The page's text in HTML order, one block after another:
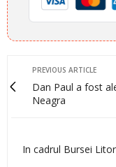
PREVIOUS ARTICLE
Dan Paul a fost
Neagra
In cadrul Bursei